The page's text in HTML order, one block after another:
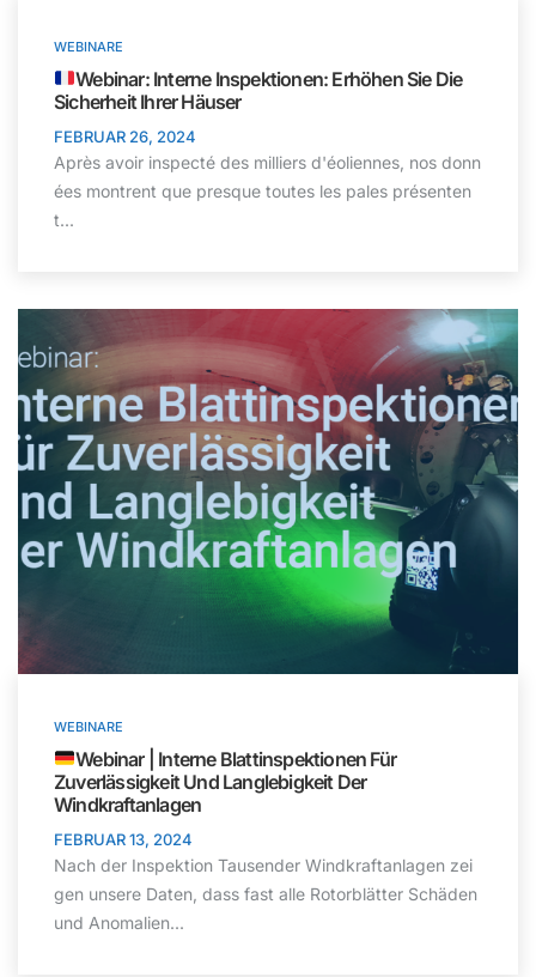
WEBINARE
Webinar: Interne Inspektionen: Erhöhen Sie Die
Sicherheit Ihrer Häuser
FEBRUAR 26, 2024
Après avoir inspecté des milliers d'éoliennes, nos donn
ées montrent que presque toutes les pales présenten
t...
WEBINARE
Webinar | Interne Blattinspektionen Für
Zuverlässigkeit Und Langlebigkeit Der
Windkraftanlagen
FEBRUAR 13, 2024
Nach der Inspektion Tausender Windkraftanlagen zei
gen unsere Daten, dass fast alle Rotorblätter Schäden
und Anomalien...